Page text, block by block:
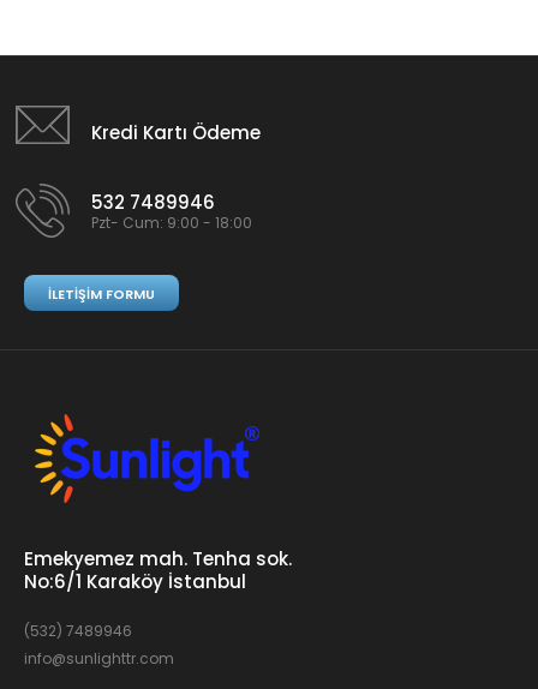
Kredi Kartı Ödeme
532 7489946
Pzt- Cum: 9:00 - 18:00
İLETIŞIM FORMU
Emekyemez mah. Tenha sok.
No:6/1 Karaköy İstanbul
(532) 7489946
info@sunlighttr.com